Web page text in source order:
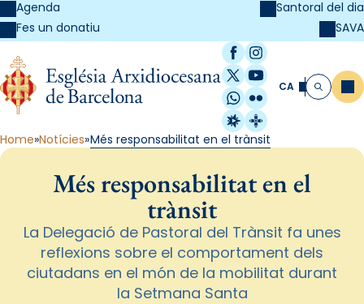
Agenda
Fes un donatiu
Santoral del dia
SAVA
Facebook
Instagram
X / Twitter
YouTube
WhatsApp
Flickr
Radio Estel
Catalunya
CA Cerca
Home Notícies Més responsabilitat en el trànsit
Més responsabilitat en el
trànsit
La Delegació de Pastoral del Trànsit fa unes
reflexions sobre el comportament dels
ciutadans en el món de la mobilitat durant
la Setmana Santa